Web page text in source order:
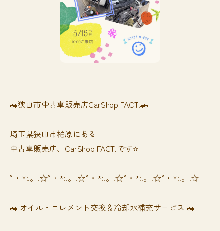
🚗狭山市中古車販売店CarShop FACT.🚗
埼玉県狭山市柏原にある
中古車販売店、CarShop FACT.です⭐️
°・*:.。.☆°・*:.。.☆°・*:.。.☆°・*:.。.☆°・*:.。.☆
🚗 オイル・エレメント交換＆冷却水補充サービス 🚗